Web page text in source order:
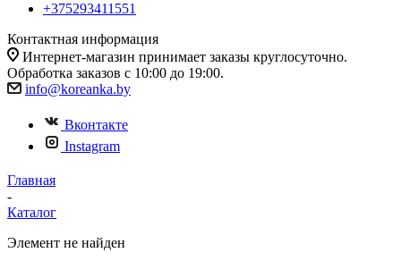
+375293411551
Контактная информация
Интернет-магазин принимает заказы круглосуточно.
Обработка заказов с 10:00 до 19:00.
info@koreanka.by
Вконтакте
Instagram
Главная
-
Каталог
Элемент не найден